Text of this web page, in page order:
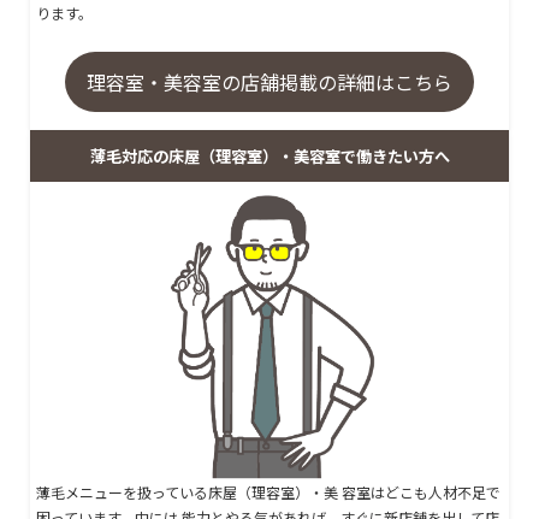
ります。
理容室・美容室の店舗掲載の詳細はこちら
薄毛対応の床屋（理容室）・美容室で働きたい方へ
薄毛メニューを扱っている床屋（理容室）・美 容室はどこも人材不足で